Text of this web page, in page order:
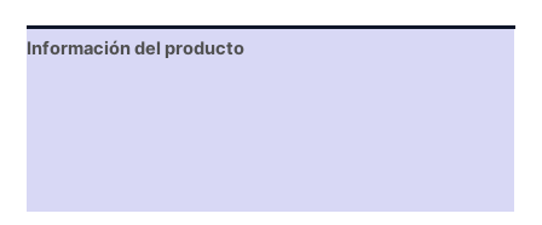
Información del producto